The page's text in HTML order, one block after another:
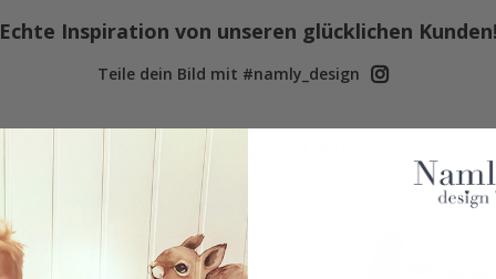
Echte Inspiration von unseren glücklichen
Teile dein Bild mit #namly_design
Ähnliche produkte